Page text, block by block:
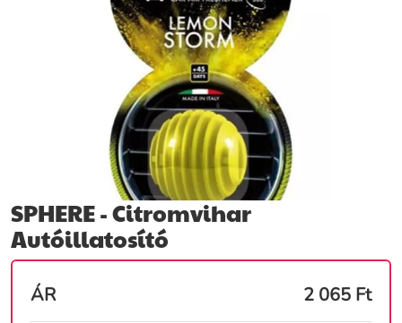
SPHERE - Citromvihar
Autóillatosító
ÁR 2 065 Ft